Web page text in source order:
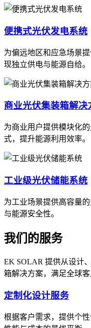
便携式光伏发电系统
为偏远地区和应急场景
现独立供电与能源自给。
商业光伏集装箱解决
为商业用户提供模块化
式，提升能源利用效率。
工业级光伏储能系统
为工业场景提供高容量
与能源安全性。
我们的服务
EK SOLAR 提供从设计
箱解决方案，满足全球客
定制化设计服务
根据客户需求，提供个